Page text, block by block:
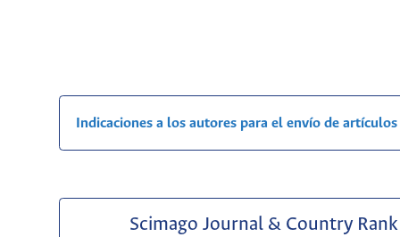
Indicaciones a los autores para el envío de artículos
Scimago Journal & Country Rank